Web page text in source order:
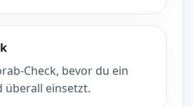
Check, bevor du ein
überall einsetzt.